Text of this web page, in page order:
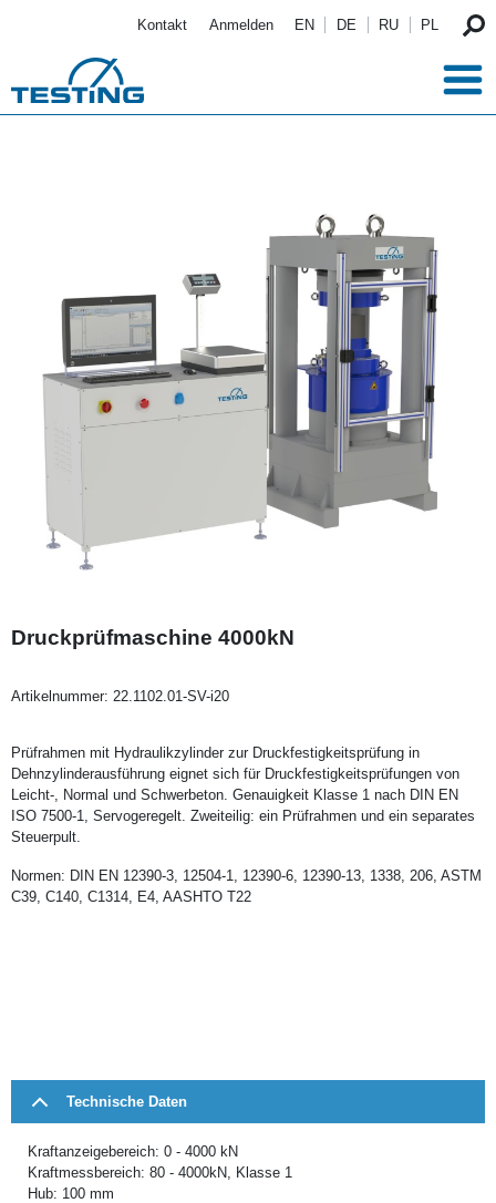
Kontakt Anmelden EN DE RU PL
Druckprüfmaschine 4000kN
Artikelnummer: 22.1102.01-SV-i20
Prüfrahmen mit Hydraulikzylinder zur Druckfestigkeitsprüfung in
Dehnzylinderausführung eignet sich für Druckfestigkeitsprüfungen von
Leicht-, Normal und Schwerbeton. Genauigkeit Klasse 1 nach DIN EN
ISO 7500-1, Servogeregelt. Zweiteilig: ein Prüfrahmen und ein separates
Steuerpult.
Normen: DIN EN 12390-3, 12504-1, 12390-6, 12390-13, 1338, 206, ASTM
C39, C140, C1314, E4, AASHTO T22
Technische Daten
Kraftanzeigebereich: 0 - 4000 kN
Kraftmessbereich: 80 - 4000kN, Klasse 1
Hub: 100 mm